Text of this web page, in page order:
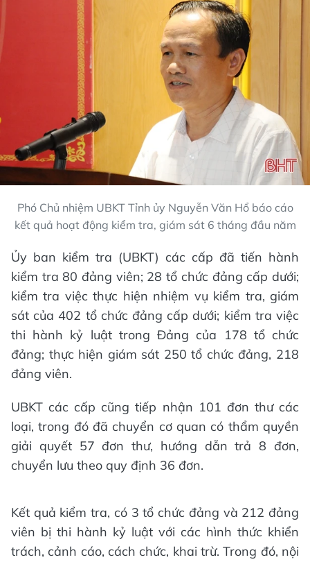
Phó Chủ nhiệm UBKT Tỉnh ủy Nguyễn Văn Hổ báo cáo
kết quả hoạt động kiểm tra, giám sát 6 tháng đầu năm
Ủy ban kiểm tra (UBKT) các cấp đã tiến hành
kiểm tra 80 đảng viên; 28 tổ chức đảng cấp dưới;
kiểm tra việc thực hiện nhiệm vụ kiểm tra, giám
sát của 402 tổ chức đảng cấp dưới; kiểm tra việc
thi hành kỷ luật trong Đảng của 178 tổ chức
đảng; thực hiện giám sát 250 tổ chức đảng, 218
đảng viên.
UBKT các cấp cũng tiếp nhận 101 đơn thư các
loại, trong đó đã chuyển cơ quan có thẩm quyền
giải quyết 57 đơn thư, hướng dẫn trả 8 đơn,
chuyển lưu theo quy định 36 đơn.
Kết quả kiểm tra, có 3 tổ chức đảng và 212 đảng
viên bị thi hành kỷ luật với các hình thức khiển
trách, cảnh cáo, cách chức, khai trừ. Trong đó, nội